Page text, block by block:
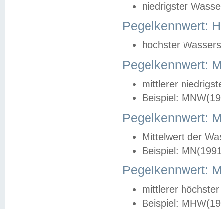
niedrigster
Pegelkennwert:
höchster
Pegelkennwert:
mittlerer
Beispiel:
Pegelkennwert:
Mittelwert der
Beispiel:
Pegelkennwert:
mittlerer
Beispiel: